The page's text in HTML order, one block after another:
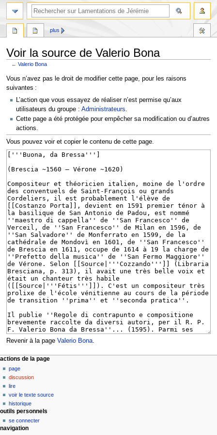
Voir la source de Valerio Bona
←Valerio Bona
Aller
à
navigation
Aller
à
recherche
Vous n’avez pas le droit de modifier cette page, pour les raisons
suivantes :
L’action que vous essayez de réaliser n’est permise qu’aux
utilisateurs du groupe : Administrateurs.
Cette page a été protégée pour empêcher sa modification ou d’autres
actions.
Vous pouvez voir et copier le contenu de cette page.
Revenir à la page Valerio Bona.
M
e
n
u
d
e
n
actions de la page
page
discussion
lire
voir le texte source
historique
plus
outils personnels
se connecter
navigation
rechercher